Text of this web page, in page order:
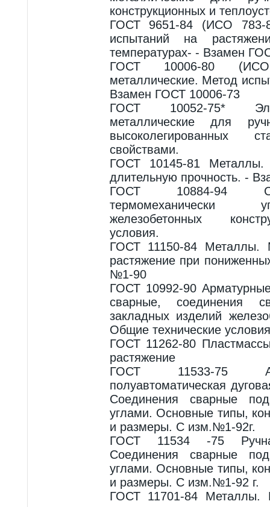
конструкционных и
ГОСТ 9651-84 (ИСО 783-
испытаний на
температурах- - Взамен
ГОСТ 10006-80
металлические. Метод
Взамен ГОСТ 10006-73
ГОСТ 10052-75*
металлические для
свойствами.
ГОСТ 10145-81
длительную прочность. -
ГОСТ 10884-94
термомеханически
железобетонных
условия.
ГОСТ 11150-84 Металлы.
растяжение при
№1-90
ГОСТ 10992-90
сварные, соединения
закладных изделий
Общие технические
ГОСТ 11262-80
растяжение
ГОСТ 11533-75
полуавтоматическая
Соединения сварные
углами. Основные типы,
и размеры. С изм.№1-92г.
ГОСТ 11534 -75
Соединения сварные
углами. Основные типы,
и размеры. С изм.№1-92 г.
ГОСТ 11701-84 Металлы.